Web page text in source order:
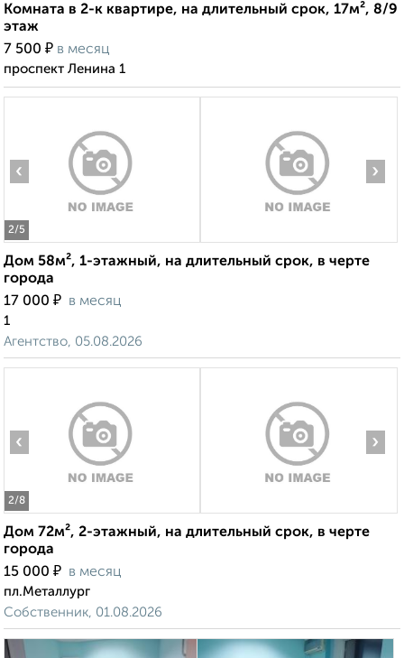
Комната в 2-к квартире, на длительный срок, 17м², 8/9
этаж
7 500 ₽ в месяц
проспект Ленина 1
2/5
‹ ›
Дом 58м², 1-этажный, на длительный срок, в черте
города
17 000 ₽ в месяц
1
Агентство, 05.08.2026
2/8
‹ ›
Дом 72м², 2-этажный, на длительный срок, в черте
города
15 000 ₽ в месяц
пл.Металлург
Собственник, 01.08.2026